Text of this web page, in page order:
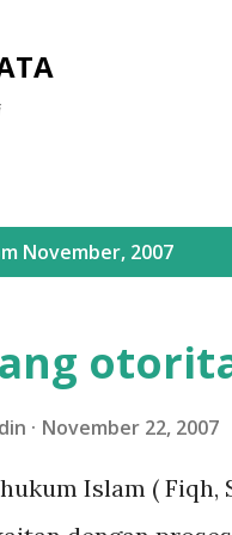
November, 2007
November 22, 2007
Islam ( Fiqh,